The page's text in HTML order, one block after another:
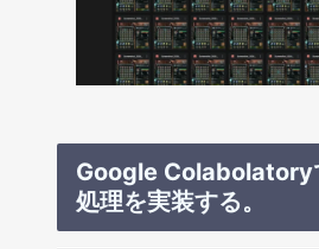
Google Colabolatory
処理を実装する。